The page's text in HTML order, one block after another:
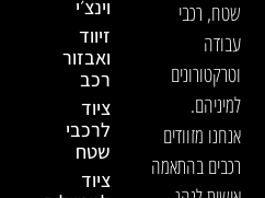
שטח, רכבי
עבודה
וטרקטורונים
למיניהם.
אנחנו מזוודים
רכבים בהתאמה
וינצ׳י
זיווד
ואבזור
רכב
ציוד
לרכבי
שטח
ציוד